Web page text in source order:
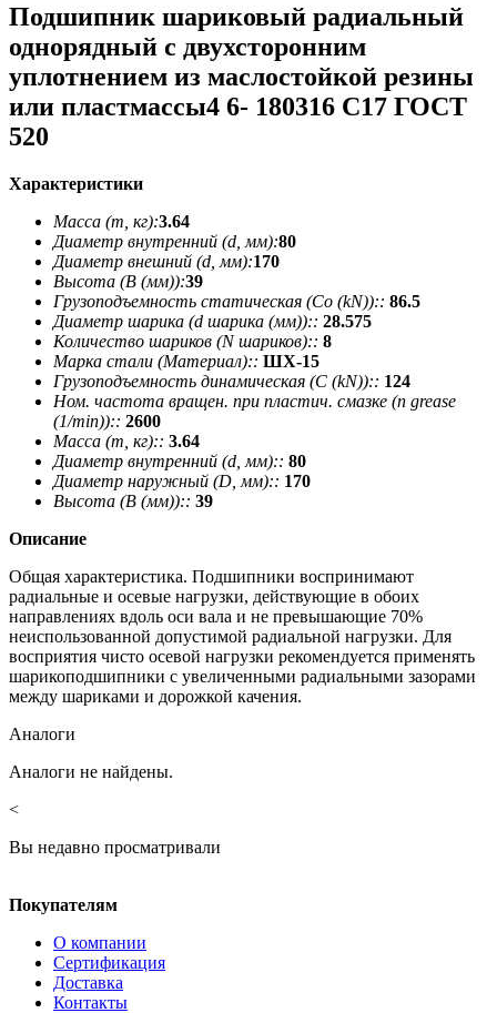
Подшипник шариковый радиальный
однорядный с двухсторонним
уплотнением из маслостойкой резины
или пластмассы4 6- 180316 С17 ГОСТ
520
Характеристики
Масса (m, кг):3.64
Диаметр внутренний (d, мм):80
Диаметр внешний (d, мм):170
Высота (В (мм)):39
Грузоподъемность статическая (Co (kN)):: 86.5
Диаметр шарика (d шарика (мм)):: 28.575
Количество шариков (N шариков):: 8
Марка стали (Материал):: ШХ-15
Грузоподъемность динамическая (C (kN)):: 124
Ном. частота вращен. при пластич. смазке (n grease
(1/min)):: 2600
Масса (m, кг):: 3.64
Диаметр внутренний (d, мм):: 80
Диаметр наружный (D, мм):: 170
Высота (В (мм)):: 39
Описание
Общая характеристика. Подшипники воспринимают
радиальные и осевые нагрузки, действующие в обоих
направлениях вдоль оси вала и не превышающие 70%
неиспользованной допустимой радиальной нагрузки. Для
восприятия чисто осевой нагрузки рекомендуется применять
шарикоподшипники с увеличенными радиальными зазорами
между шариками и дорожкой качения.
Аналоги
Аналоги не найдены.
<
Вы недавно просматривали
Покупателям
О компании
Сертификация
Доставка
Контакты